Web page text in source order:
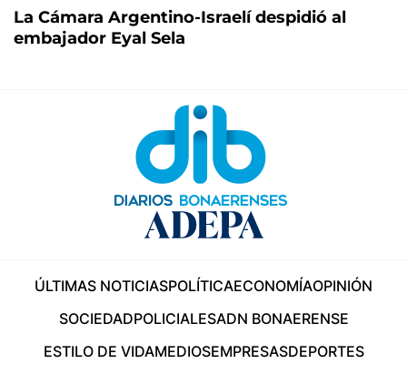
La Cámara Argentino-Israelí despidió al
embajador Eyal Sela
ÚLTIMAS NOTICIASPOLÍTICAECONOMÍAOPINIÓN
SOCIEDADPOLICIALESADN BONAERENSE
ESTILO DE VIDAMEDIOSEMPRESASDEPORTES